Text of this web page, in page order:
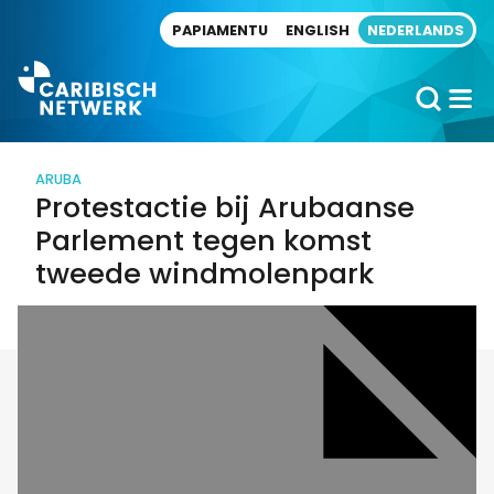
PAPIAMENTU ENGLISH NEDERLANDS
ARUBA
Protestactie bij Arubaanse
Parlement tegen komst
tweede windmolenpark